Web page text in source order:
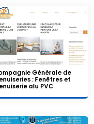
Générale de
: Fenêtres et
alu PVC